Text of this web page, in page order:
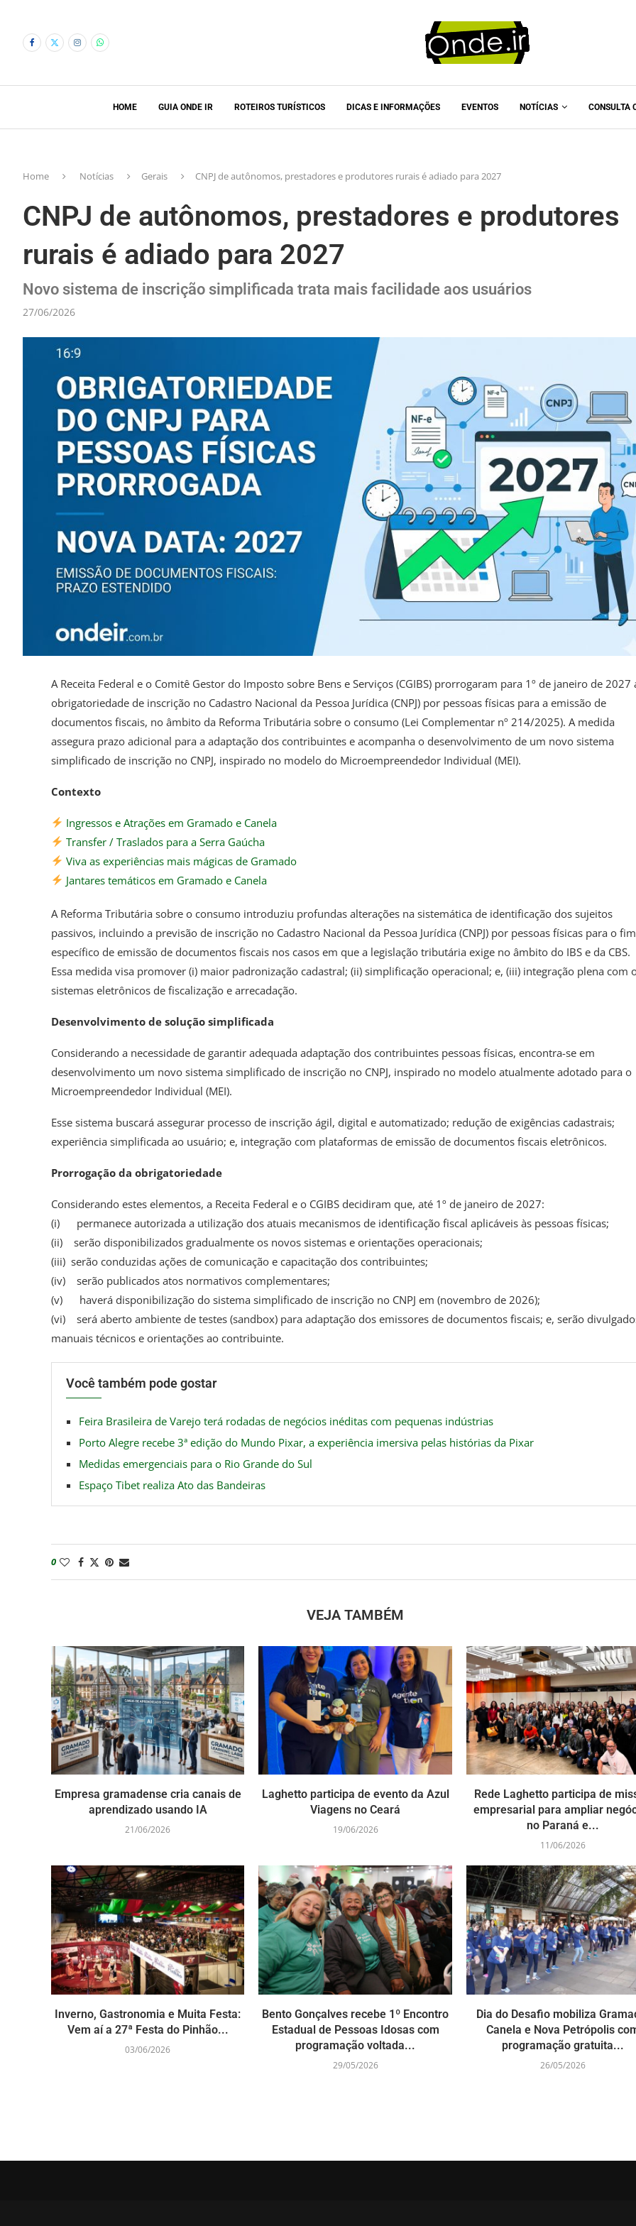
HOME GUIA ONDE IR ROTEIROS TURÍSTICOS DICAS E INFORMAÇÕES EVENTOS NOTÍCIAS CONSULTA
Home Notícias Gerais CNPJ de autônomos, prestadores e produtores rurais é adiado para 2027
CNPJ de autônomos, prestadores e produtores
rurais é adiado para 2027
Novo sistema de inscrição simplificada trata mais facilidade aos usuários
27/06/2026
A Receita Federal e o Comitê Gestor do Imposto sobre Bens e Serviços (CGIBS) prorrogaram para 1º de janeiro de 2027
obrigatoriedade de inscrição no Cadastro Nacional da Pessoa Jurídica (CNPJ) por pessoas físicas para a emissão de
documentos fiscais, no âmbito da Reforma Tributária sobre o consumo (Lei Complementar nº 214/2025). A medida
assegura prazo adicional para a adaptação dos contribuintes e acompanha o desenvolvimento de um novo sistema
simplificado de inscrição no CNPJ, inspirado no modelo do Microempreendedor Individual (MEI).
Contexto
Ingressos e Atrações em Gramado e Canela
Transfer / Traslados para a Serra Gaúcha
Viva as experiências mais mágicas de Gramado
Jantares temáticos em Gramado e Canela
A Reforma Tributária sobre o consumo introduziu profundas alterações na sistemática de identificação dos sujeitos
passivos, incluindo a previsão de inscrição no Cadastro Nacional da Pessoa Jurídica (CNPJ) por pessoas físicas para o fim
específico de emissão de documentos fiscais nos casos em que a legislação tributária exige no âmbito do IBS e da CBS.
Essa medida visa promover (i) maior padronização cadastral; (ii) simplificação operacional; e, (iii) integração plena com
sistemas eletrônicos de fiscalização e arrecadação.
Desenvolvimento de solução simplificada
Considerando a necessidade de garantir adequada adaptação dos contribuintes pessoas físicas, encontra-se em
desenvolvimento um novo sistema simplificado de inscrição no CNPJ, inspirado no modelo atualmente adotado para o
Microempreendedor Individual (MEI).
Esse sistema buscará assegurar processo de inscrição ágil, digital e automatizado; redução de exigências cadastrais;
experiência simplificada ao usuário; e, integração com plataformas de emissão de documentos fiscais eletrônicos.
Prorrogação da obrigatoriedade
Considerando estes elementos, a Receita Federal e o CGIBS decidiram que, até 1º de janeiro de 2027:
(i) permanece autorizada a utilização dos atuais mecanismos de identificação fiscal aplicáveis às pessoas físicas;
(ii) serão disponibilizados gradualmente os novos sistemas e orientações operacionais;
(iii) serão conduzidas ações de comunicação e capacitação dos contribuintes;
(iv) serão publicados atos normativos complementares;
(v) haverá disponibilização do sistema simplificado de inscrição no CNPJ em (novembro de 2026);
(vi) será aberto ambiente de testes (sandbox) para adaptação dos emissores de documentos fiscais; e, serão
manuais técnicos e orientações ao contribuinte.
Você também pode gostar
Feira Brasileira de Varejo terá rodadas de negócios inéditas com pequenas indústrias
Porto Alegre recebe 3ª edição do Mundo Pixar, a experiência imersiva pelas histórias da Pixar
Medidas emergenciais para o Rio Grande do Sul
Espaço Tibet realiza Ato das Bandeiras
0
VEJA TAMBÉM
Empresa gramadense cria canais de
aprendizado usando IA
21/06/2026
Laghetto participa de evento da Azul
Viagens no Ceará
19/06/2026
Rede Laghetto participa de
empresarial para ampliar
no Paraná e...
11/06/2026
Inverno, Gastronomia e Muita Festa:
Vem aí a 27ª Festa do Pinhão...
03/06/2026
Bento Gonçalves recebe 1º Encontro
Estadual de Pessoas Idosas com
programação voltada...
29/05/2026
Dia do Desafio mobiliza
Canela e Nova Petrópolis
programação gratuita...
26/05/2026